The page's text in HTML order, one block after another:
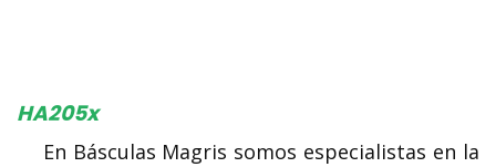
HA205x
En Básculas Magris somos especialistas en la